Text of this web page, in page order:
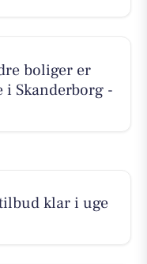
boliger er
i Skanderborg -
klar i uge